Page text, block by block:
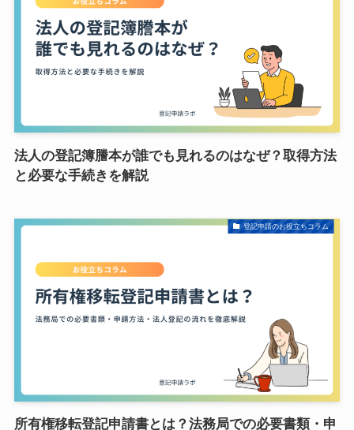
法人の登記簿謄本が誰でも見れるのはなぜ？取得方法
と必要な手続きを解説
登記申請のお役立ちコラム
所有権移転登記申請書とは？法務局での必要書類・申